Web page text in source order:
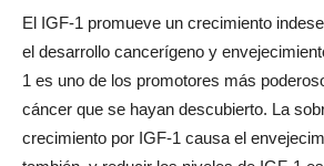
El IGF-1 promueve un crecimiento
el desarrollo cancerígeno y
1 es uno de los promotores más
cáncer que se hayan descubierto. La
crecimiento por IGF-1 causa el